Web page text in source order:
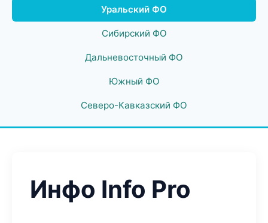
Уральский ФО
Сибирский ФО
Дальневосточный ФО
Южный ФО
Северо-Кавказский ФО
Инфо Info Pro